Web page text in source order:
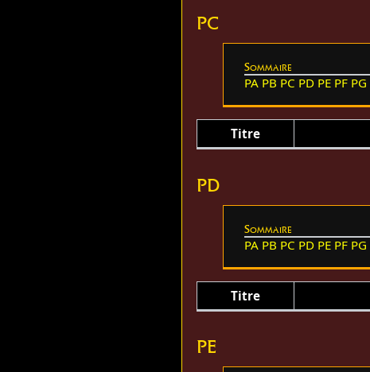
PC
Sommaire
PA PB PC PD PE PF PG
Titre
PD
Sommaire
PA PB PC PD PE PF PG
Titre
PE